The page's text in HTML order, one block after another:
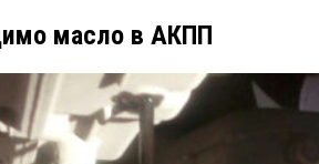
масло в АКПП